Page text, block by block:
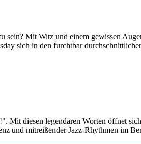
sein? Mit Witz und einem gewissen
sich in den furchtbar
Mit diesen legendären Worten öffnet
und mitreißender Jazz-Rhythmen im